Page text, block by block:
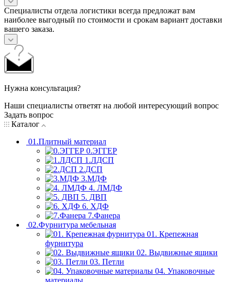
Специалисты отдела логистики всегда предложат вам
наиболее выгодный по стоимости и срокам вариант доставки
вашего заказа.
Нужна консультация?
Наши специалисты ответят на любой интересующий вопрос
Задать вопрос
Каталог
01.Плитный материал
0.ЭГГЕР
1.ЛДСП
2.ДСП
3.МДФ
4. ЛМДФ
5. ДВП
6. ХДФ
7.Фанера
02.Фурнитура мебельная
01. Крепежная
фурнитура
02. Выдвижные ящики
03. Петли
04. Упаковочные